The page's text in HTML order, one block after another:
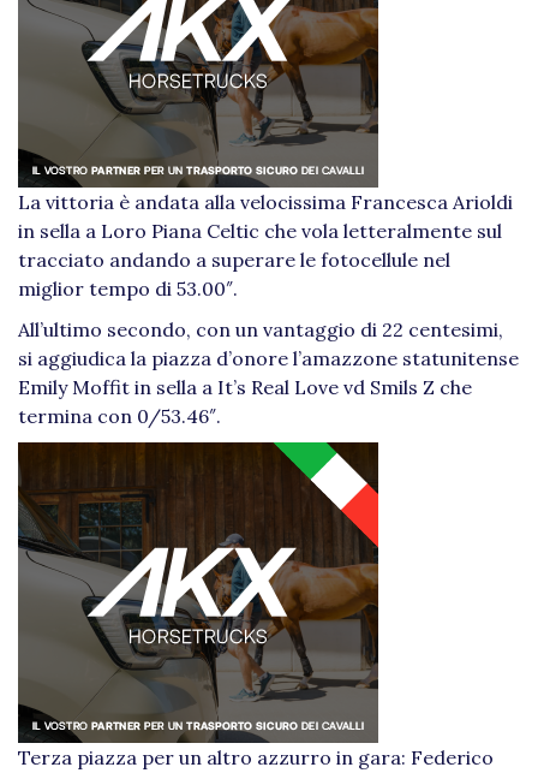
La vittoria è andata alla velocissima Francesca Arioldi
in sella a Loro Piana Celtic che vola letteralmente sul
tracciato andando a superare le fotocellule nel
miglior tempo di 53.00″.
All’ultimo secondo, con un vantaggio di 22 centesimi,
si aggiudica la piazza d’onore l’amazzone statunitense
Emily Moffit in sella a It’s Real Love vd Smils Z che
termina con 0/53.46″.
Terza piazza per un altro azzurro in gara: Federico